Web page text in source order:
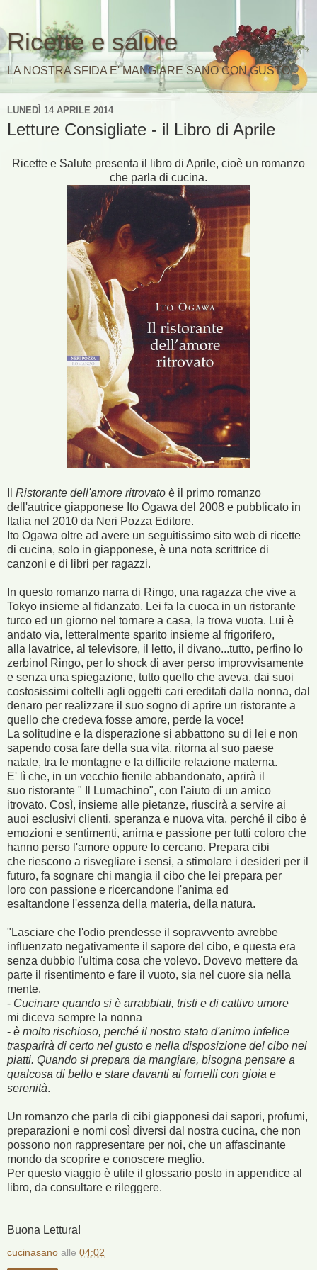
Ricette e salute
LA NOSTRA SFIDA E' MANGIARE SANO CON GUSTO
LUNEDÌ 14 APRILE 2014
Letture Consigliate - il Libro di Aprile
Ricette e Salute presenta il libro di Aprile, cioè un romanzo
che parla di cucina.
Ristorante dell'amore ritrovato è il primo romanzo
dell'autrice giapponese Ito Ogawa del 2008 e pubblicato in
Italia nel 2010 da Neri Pozza Editore.
Ito Ogawa oltre ad avere un seguitissimo sito web di ricette
di cucina, solo in giapponese, è una nota scrittrice di
canzoni e di libri per ragazzi.
In questo romanzo narra di Ringo, una ragazza che vive a
Tokyo insieme al fidanzato. Lei fa la cuoca in un ristorante
turco ed un giorno nel tornare a casa, la trova vuota. Lui è
andato via, letteralmente sparito insieme al frigorifero,
alla lavatrice, al televisore, il letto, il divano...tutto, perfino lo
zerbino! Ringo, per lo shock di aver perso improvvisamente
e senza una spiegazione, tutto quello che aveva, dai suoi
costosissimi coltelli agli oggetti cari ereditati dalla nonna, dal
denaro per realizzare il suo sogno di aprire un ristorante a
quello che credeva fosse amore, perde la voce!
La solitudine e la disperazione si abbattono su di lei e non
sapendo cosa fare della sua vita, ritorna al suo paese
natale, tra le montagne e la difficile relazione materna.
E' lì che, in un vecchio fienile abbandonato, aprirà il
suo ristorante " Il Lumachino", con l'aiuto di un amico
itrovato. Così, insieme alle pietanze, riuscirà a servire ai
auoi esclusivi clienti, speranza e nuova vita, perché il cibo è
emozioni e sentimenti, anima e passione per tutti coloro che
hanno perso l'amore oppure lo cercano. Prepara cibi
che riescono a risvegliare i sensi, a stimolare i desideri per il
futuro, fa sognare chi mangia il cibo che lei prepara per
loro con passione e ricercandone l'anima ed
esaltandone l'essenza della materia, della natura.
"Lasciare che l'odio prendesse il sopravvento avrebbe
influenzato negativamente il sapore del cibo, e questa era
senza dubbio l'ultima cosa che volevo. Dovevo mettere da
parte il risentimento e fare il vuoto, sia nel cuore sia nella
mente.
- Cucinare quando si è arrabbiati, tristi e di cattivo umore
mi diceva sempre la nonna
- è molto rischioso, perché il nostro stato d'animo infelice
trasparirà di certo nel gusto e nella disposizione del cibo nei
piatti. Quando si prepara da mangiare, bisogna pensare a
qualcosa di bello e stare davanti ai fornelli con gioia e
serenità.
Un romanzo che parla di cibi giapponesi dai sapori, profumi,
preparazioni e nomi così diversi dal nostra cucina, che non
possono non rappresentare per noi, che un affascinante
mondo da scoprire e conoscere meglio.
Per questo viaggio è utile il glossario posto in appendice al
libro, da consultare e rileggere.
Buona Lettura!
cucinasano alle 04:02